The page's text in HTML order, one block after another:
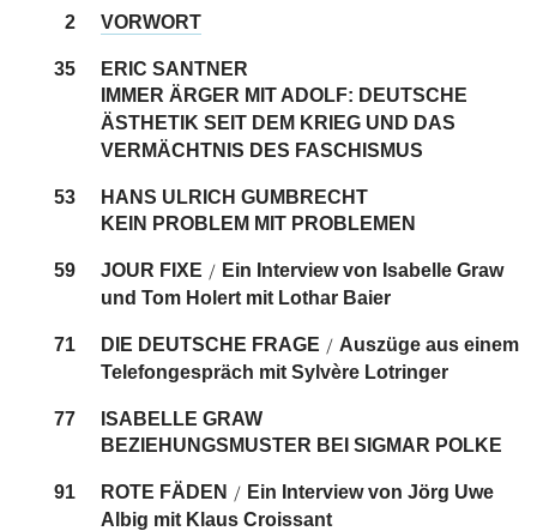
2 VORWORT
35
ERIC SANTNER
IMMER ÄRGER MIT ADOLF: DEUTSCHE
ÄSTHETIK SEIT DEM KRIEG UND DAS
VERMÄCHTNIS DES FASCHISMUS
53
HANS ULRICH GUMBRECHT
KEIN PROBLEM MIT PROBLEMEN
59 JOUR FIXE / Ein Interview von Isabelle Graw
und Tom Holert mit Lothar Baier
71 DIE DEUTSCHE FRAGE / Auszüge aus einem
Telefongespräch mit Sylvère Lotringer
77
ISABELLE GRAW
BEZIEHUNGSMUSTER BEI SIGMAR POLKE
91 ROTE FÄDEN / Ein Interview von Jörg Uwe
Albig mit Klaus Croissant